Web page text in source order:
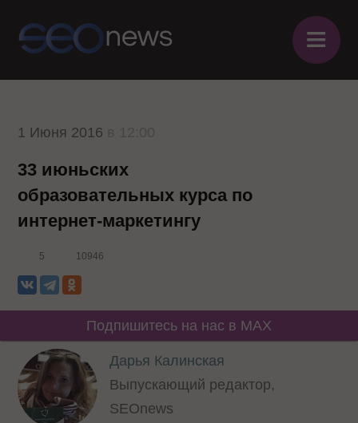
≡
1 Июня 2016
33 июньских
образовательных курса по
интернет-маркетингу
5 10946
Подпишитесь на нас в MAX
Дарья Калинская
Выпускающий редактор,
SEOnews